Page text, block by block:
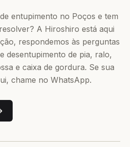
entupimento no Poços e tem
A Hiroshiro está aqui
respondemos às perguntas
desentupimento de pia, ralo,
e caixa de gordura. Se sua
chame no WhatsApp.